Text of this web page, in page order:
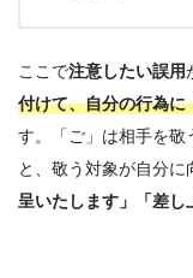
ここで注意したい誤用
付けて、自分の行為
す。「ご」は相手を敬
と、敬う対象が自分に
呈いたします」「差し